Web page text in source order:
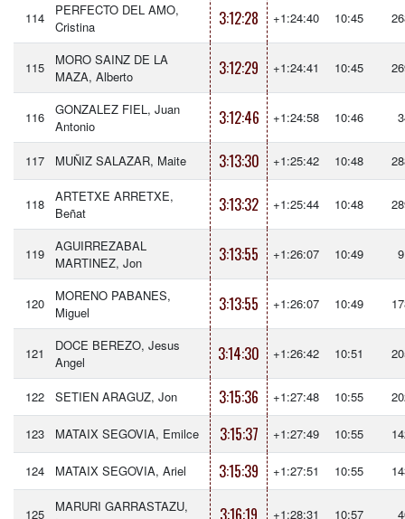
114
PERFECTO DEL AMO,
Cristina
3:12:28 +1:24:40 10:45
115
MORO SAINZ DE LA
MAZA, Alberto
3:12:29 +1:24:41 10:45
116
GONZALEZ FIEL, Juan
Antonio
3:12:46 +1:24:58 10:46
117 MUÑIZ SALAZAR, Maite 3:13:30 +1:25:42 10:48
118
ARTETXE ARRETXE,
Beñat
3:13:32 +1:25:44 10:48
119
AGUIRREZABAL
MARTINEZ, Jon
3:13:55 +1:26:07 10:49
120
MORENO PABANES,
Miguel
3:13:55 +1:26:07 10:49
121
DOCE BEREZO, Jesus
Angel
3:14:30 +1:26:42 10:51
122 SETIEN ARAGUZ, Jon 3:15:36 +1:27:48 10:55
123 MATAIX SEGOVIA, Emilce 3:15:37 +1:27:49 10:55
124 MATAIX SEGOVIA, Ariel 3:15:39 +1:27:51 10:55
125
MARURI GARRASTAZU,
3:16:19 +1:28:31 10:57